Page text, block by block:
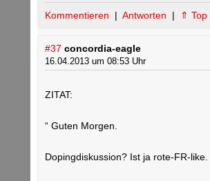
Kommentieren | Antworten | ⇑ Top
#37 concordia-eagle
16.04.2013 um 08:53 Uhr
ZITAT:
“ Guten Morgen.
Dopingdiskussion? Ist ja rote-FR-like.